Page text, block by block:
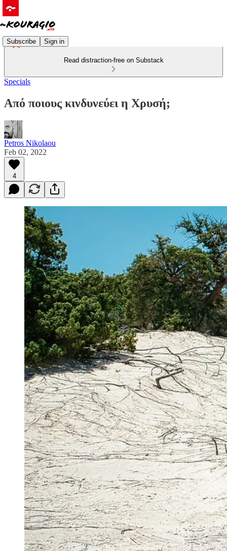
Subscribe Sign in
Read distraction-free on Substack
Specials
Aπό ποιους κινδυνεύει η Χρυσή;
Petros Nikolaou
Feb 02, 2022
4